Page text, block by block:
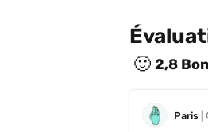
🙂 2,8 Bon
Paris